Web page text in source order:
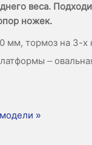
веса.
ножек.
мм, тормоз на 3-х
–
»